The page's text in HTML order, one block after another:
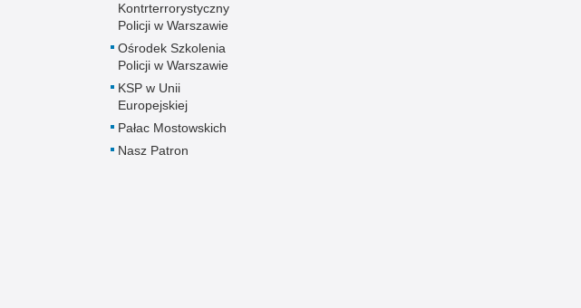
Kontrterrorystyczny
Policji w Warszawie
Ośrodek Szkolenia
Policji w Warszawie
KSP w Unii
Europejskiej
Pałac Mostowskich
Nasz Patron